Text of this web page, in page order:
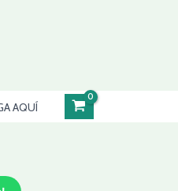
AQUÍ